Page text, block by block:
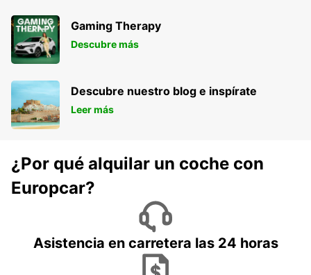
Gaming Therapy
Descubre más
Descubre nuestro blog e inspírate
Leer más
¿Por qué alquilar un coche con
Europcar?
Asistencia en carretera las 24 horas